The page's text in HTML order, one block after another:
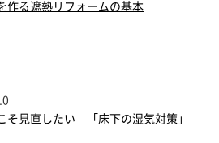
作る遮熱リフォームの基本
そ見直したい 「床下の湿気対策」